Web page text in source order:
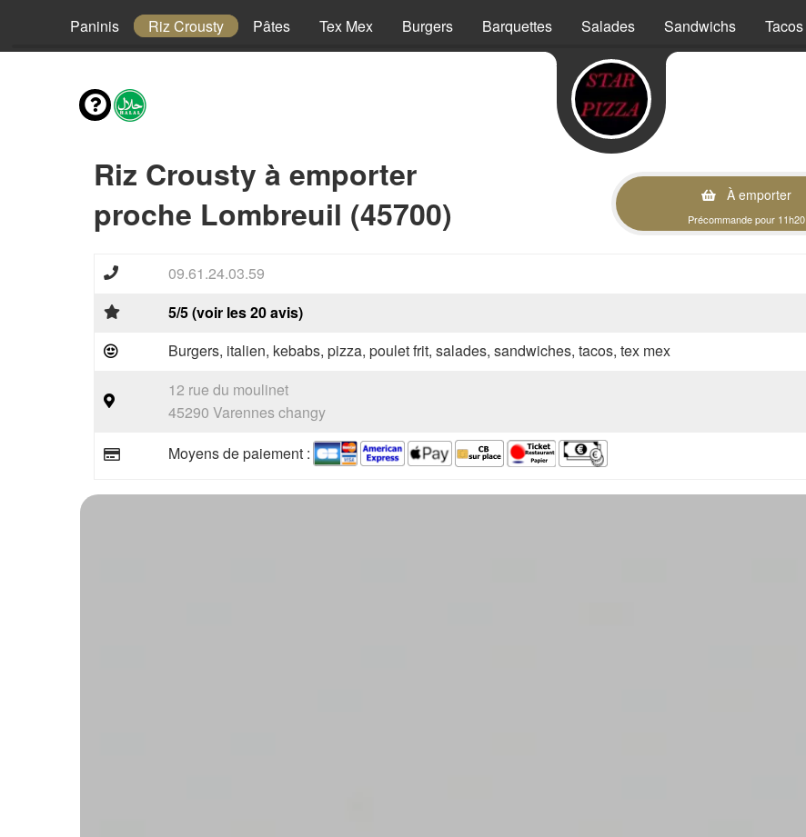
Paninis Riz Crousty Pâtes Tex Mex Burgers Barquettes Salades Sandwichs Tacos
Riz Crousty à emporter
proche Lombreuil (45700)
À emporter
Précommande pour 11h20
09.61.24.03.59
5/5 (voir les 20 avis)
Burgers, italien, kebabs, pizza, poulet frit, salades, sandwiches, tacos, tex mex
12 rue du moulinet
45290 Varennes changy
Moyens de paiement :